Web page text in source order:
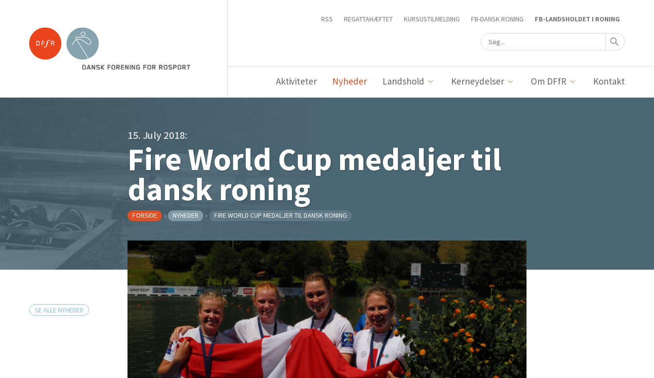
RSS REGATTAHÆFTET KURSUSTILMELDING FB-DANSK RONING FB-LANDSHOLDET I RONING
Aktiviteter Nyheder Landshold Kerneydelser Om DFfR Kontakt
15. July 2018:
Fire World Cup medaljer til
dansk roning
FORSIDE NYHEDER FIRE WORLD CUP MEDALJER TIL DANSK RONING
SE ALLE NYHEDER